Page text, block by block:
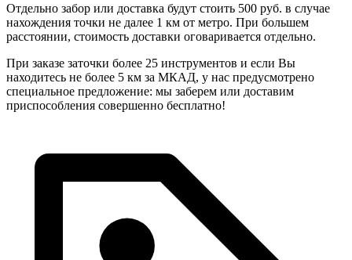
Отдельно забор или доставка будут стоить 500 руб. в случае
нахождения точки не далее 1 км от метро. При большем
расстоянии, стоимость доставки оговаривается отдельно.
При заказе заточки более 25 инструментов и если Вы
находитесь не более 5 км за МКАД, у нас предусмотрено
специальное предложение: мы заберем или доставим
приспособления совершенно бесплатно!